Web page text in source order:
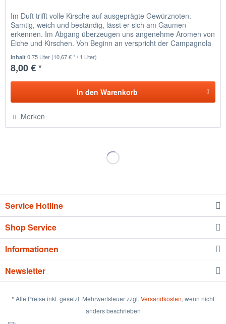
Im Duft trifft volle Kirsche auf ausgeprägte Gewürznoten.
Samtig, weich und beständig, lässt er sich am Gaumen
erkennen. Im Abgang überzeugen uns angenehme Aromen von
Eiche und Kirschen. Von Beginn an verspricht der Campagnola
Inhalt0.75 Liter (10,67 € * / 1 Liter)
8,00 € *
In den Warenkorb
Merken
Service Hotline
Shop Service
Informationen
Newsletter
* Alle Preise inkl. gesetzl. Mehrwertsteuer zzgl. Versandkosten, wenn nicht
anders beschrieben